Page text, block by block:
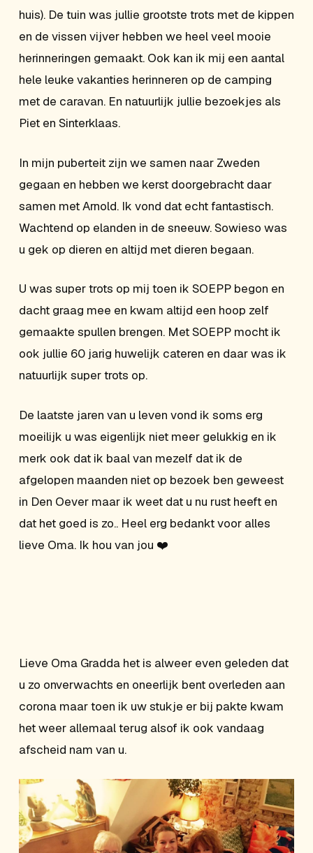
huis). De tuin was jullie grootste trots met de kippen
en de vissen vijver hebben we heel veel mooie
herinneringen gemaakt. Ook kan ik mij een aantal
hele leuke vakanties herinneren op de camping
met de caravan. En natuurlijk jullie bezoekjes als
Piet en Sinterklaas.
In mijn puberteit zijn we samen naar Zweden
gegaan en hebben we kerst doorgebracht daar
samen met Arnold. Ik vond dat echt fantastisch.
Wachtend op elanden in de sneeuw. Sowieso was
u gek op dieren en altijd met dieren begaan.
U was super trots op mij toen ik SOEPP begon en
dacht graag mee en kwam altijd een hoop zelf
gemaakte spullen brengen. Met SOEPP mocht ik
ook jullie 60 jarig huwelijk cateren en daar was ik
natuurlijk super trots op.
De laatste jaren van u leven vond ik soms erg
moeilijk u was eigenlijk niet meer gelukkig en ik
merk ook dat ik baal van mezelf dat ik de
afgelopen maanden niet op bezoek ben geweest
in Den Oever maar ik weet dat u nu rust heeft en
dat het goed is zo.. Heel erg bedankt voor alles
lieve Oma. Ik hou van jou ❤️
Lieve Oma Gradda het is alweer even geleden dat
u zo onverwachts en oneerlijk bent overleden aan
corona maar toen ik uw stukje er bij pakte kwam
het weer allemaal terug alsof ik ook vandaag
afscheid nam van u.